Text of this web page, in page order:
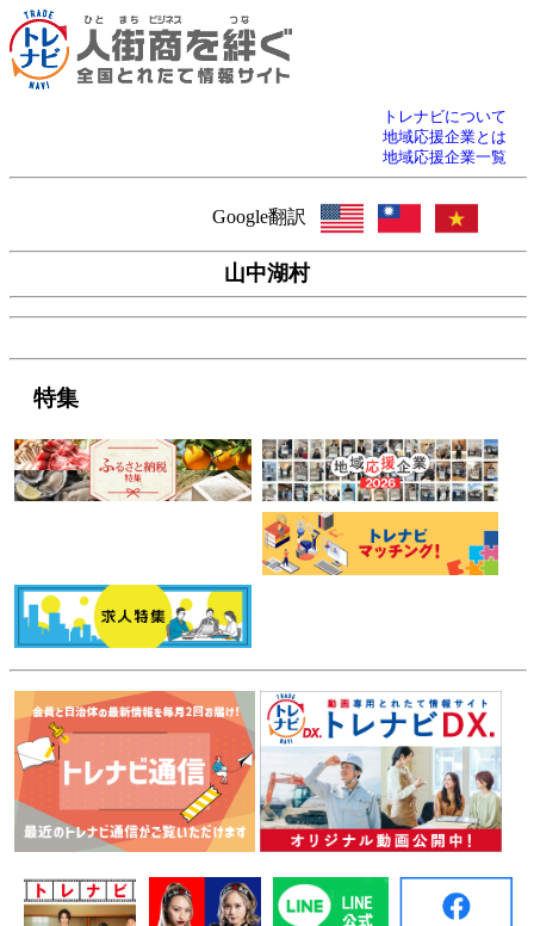
トレナビについて
地域応援企業とは
地域応援企業一覧
Google翻訳
山中湖村
特集